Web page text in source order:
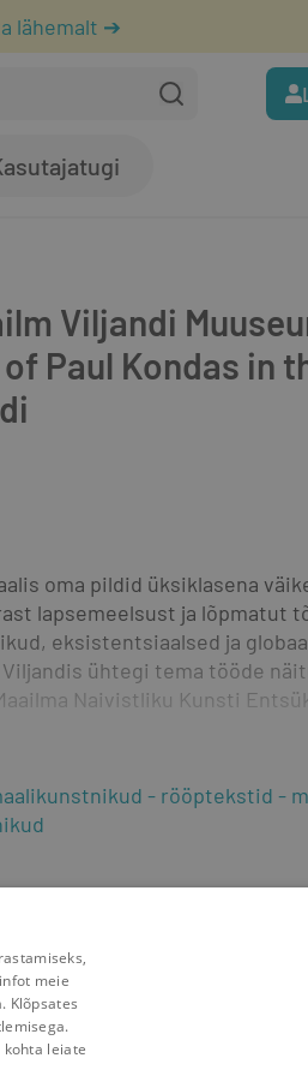
lähemalt ➔
Viljandi
Paul Kondas in
oma pildid üksiklasena
lapsemeelsust ja lõpmatut
eksistentsiaalsed ja
ühtegi tema tööde
Naivistliku Kunsti
rööptekstid
meie
Klõpsates
leiate